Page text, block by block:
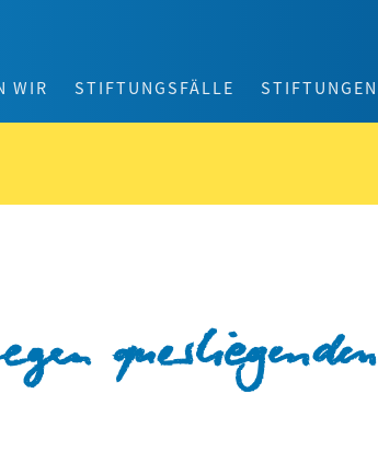
WIR STIFTUNGSFÄLLE STIFTUNGEN
querliegenden